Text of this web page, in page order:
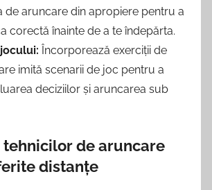
de aruncare din apropiere pentru a
corectă înainte de a te îndepărta.
Încorporează exerciții de
imită scenarii de joc pentru a
deciziilor și aruncarea sub
de aruncare
distanțe